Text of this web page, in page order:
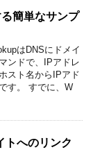
簡単なサンプ
はDNSにドメイ
ンドで、IPアドレ
スト名からIPアド
す。 すでに、W
トへのリンク